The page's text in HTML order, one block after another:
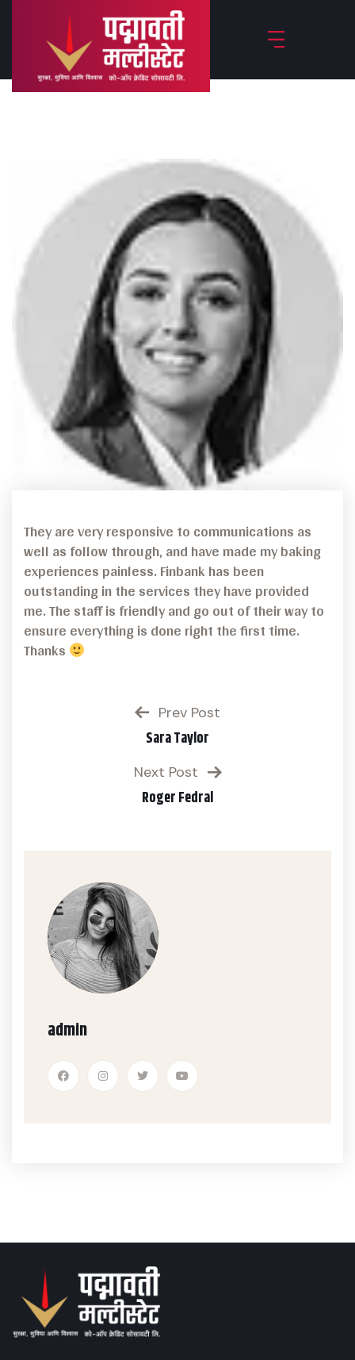
They are very responsive to communications as
well as follow through, and have made my baking
experiences painless. Finbank has been
outstanding in the services they have provided
me. The staff is friendly and go out of their way to
ensure everything is done right the first time.
Thanks
Prev Post
Sara Taylor
Next Post
Roger Fedral
admin